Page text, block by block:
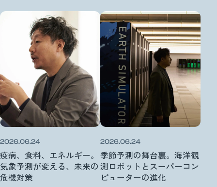
2026.06.24
疫病、食料、エネルギー。
気象予測が変える、未来の
危機対策
2026.06.24
季節予測の舞台裏。海洋観
測ロボットとスーパーコン
ピューターの進化